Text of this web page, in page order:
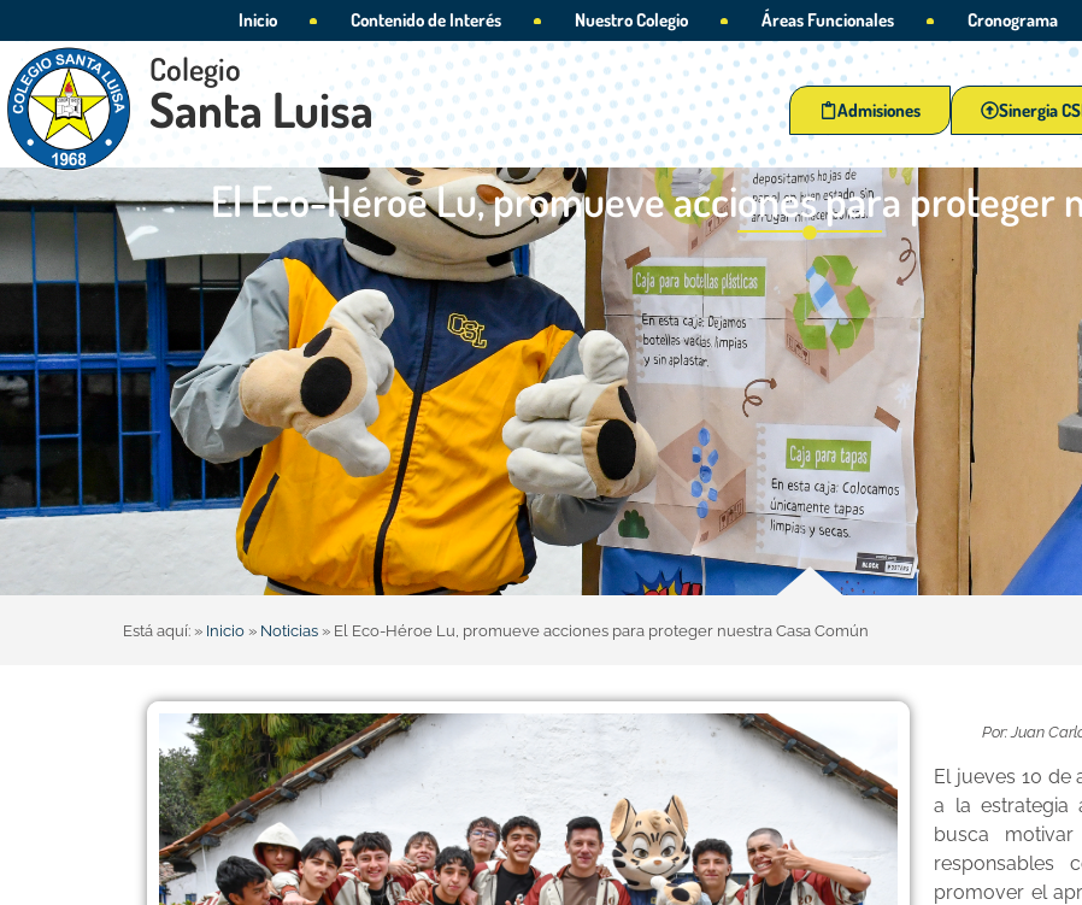
Inicio Contenido de Interés Nuestro Colegio Áreas Funcionales Cronograma
Colegio
Santa Luisa Sinergia
Admisiones
El Eco-Héroe Lu, promueve acciones para proteger
Está aquí: » Inicio » Noticias » El Eco-Héroe Lu, promueve acciones para proteger nuestra Casa Común
Por: Juan
El jueves 10 de
a la estrategia
busca
responsables
promover el